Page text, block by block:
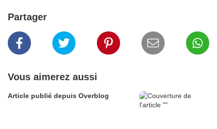
Partager
Vous aimerez aussi
Article publié depuis Overblog